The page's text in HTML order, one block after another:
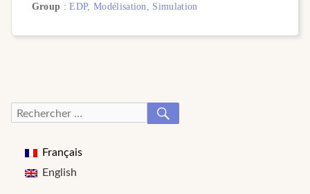
Group :EDP, Modélisation, Simulation
Recherche
Français
English